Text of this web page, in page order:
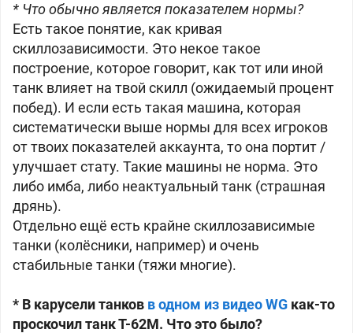
* Что обычно является показателем нормы?
Есть такое понятие, как кривая
скиллозависимости. Это некое такое
построение, которое говорит, как тот или иной
танк влияет на твой скилл (ожидаемый процент
побед). И если есть такая машина, которая
систематически выше нормы для всех игроков
от твоих показателей аккаунта, то она портит /
улучшает стату. Такие машины не норма. Это
либо имба, либо неактуальный танк (страшная
дрянь).
Отдельно ещё есть крайне скиллозависимые
танки (колёсники, например) и очень
стабильные танки (тяжи многие).
* В карусели танков в одном из видео WG как-то
проскочил танк Т-62М. Что это было?